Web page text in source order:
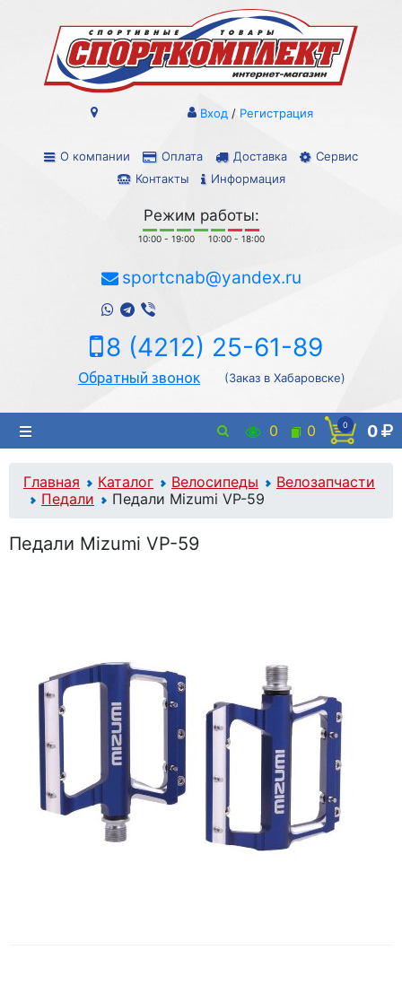
О компании Оплата Доставка
Сервис
Контакты
Информация
Вход / Регистрация
Режим работы:
10:00 - 19:00 10:00 - 18:00
sportcnab@yandex.ru
8 (4212) 25-61-89
Обратный звонок (Заказ в Хабаровске)
0 0 0 0
Главная Каталог Велосипеды
Велозапчасти
Педали
Педали Mizumi VP-59
Педали Mizumi VP-59